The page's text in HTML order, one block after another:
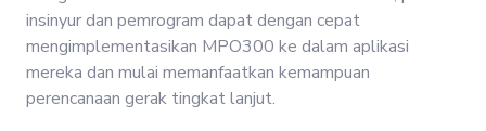
insinyur dan pemrogram dapat dengan cepat
mengimplementasikan MPO300 ke dalam aplikasi
mereka dan mulai memanfaatkan kemampuan
perencanaan gerak tingkat lanjut.